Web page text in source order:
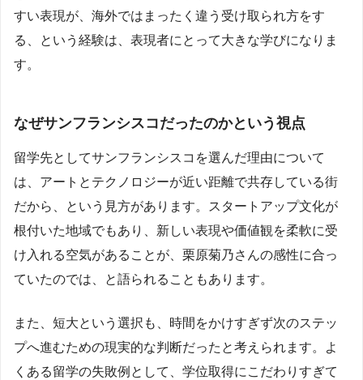
すい表現が、海外ではまったく違う受け取られ方をす
る、という経験は、表現者にとって大きな学びになりま
す。
なぜサンフランシスコだったのかという視点
留学先としてサンフランシスコを選んだ理由について
は、アートとテクノロジーが近い距離で共存している街
だから、という見方があります。スタートアップ文化が
根付いた地域でもあり、新しい表現や価値観を柔軟に受
け入れる空気があることが、栗原菊乃さんの感性に合っ
ていたのでは、と語られることもあります。
また、短大という選択も、時間をかけすぎず次のステッ
プへ進むための現実的な判断だったと考えられます。よ
くある留学の失敗例として、学位取得にこだわりすぎて